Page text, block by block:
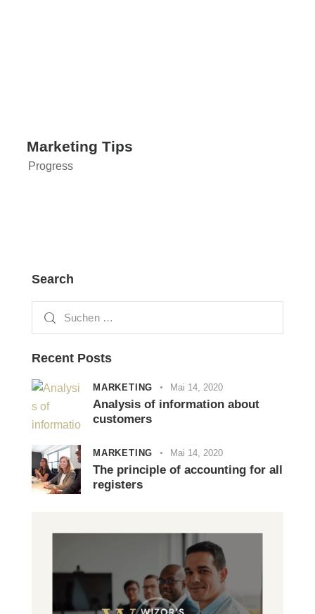
Marketing Tips
Progress
Search
Recent Posts
MARKETING Mai 14, 2020
Analysis of information about
customers
MARKETING Mai 14, 2020
The principle of accounting for all
registers